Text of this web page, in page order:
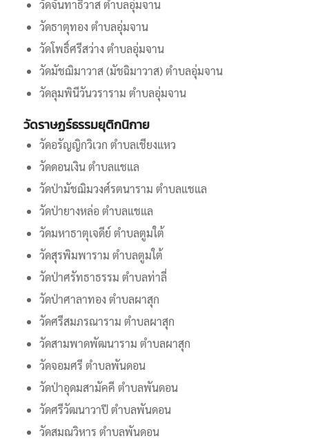
วัดจันทาธิวาส ตำบลอุ่มจาน
วัดธาตุทอง ตำบลอุ่มจาน
วัดโพธิ์ศรีสว่าง ตำบลอุ่มจาน
วัดมัชฌิมาวาส (มัชฉิมาวาส) ตำบลอุ่มจาน
วัดลุมพินีวันวราราม ตำบลอุ่มจาน
วัดราษฏร์ธรรมยุติกนิกาย
วัดอรัญญิกวิเวก ตำบลเชียงแหว
วัดดอนเงิน ตำบลแชแล
วัดป่ามัชฌิมวงศ์รตนาราม ตำบลแชแล
วัดป่ายางหล่อ ตำบลแชแล
วัดมหาธาตุเจดีย์ ตำบลตูมใต้
วัดสุรพิมพาราม ตำบลตูมใต้
วัดป่าศรัทธาธรรม ตำบลท่าลี่
วัดป่าศาลาทอง ตำบลผาสุก
วัดศรีสมภรณาราม ตำบลผาสุก
วัดสามพาดพัฒนาราม ตำบลผาสุก
วัดจอมศรี ตำบลพันดอน
วัดป่าอุดมสามัคคี ตำบลพันดอน
วัดศรีวัฒนาวาปี ตำบลพันดอน
วัดสมณวิหาร ตำบลพันดอน